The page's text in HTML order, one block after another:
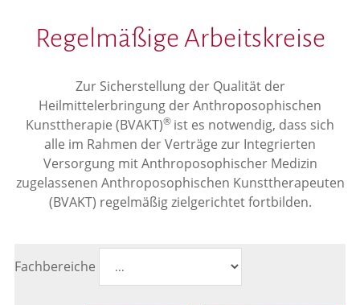
Regelmäßige Arbeitskreise
Zur Sicherstellung der Qualität der
Heilmittelerbringung der Anthroposophischen
Kunsttherapie (BVAKT)® ist es notwendig, dass sich
alle im Rahmen der Verträge zur Integrierten
Versorgung mit Anthroposophischer Medizin
zugelassenen Anthroposophischen Kunsttherapeuten
(BVAKT) regelmäßig zielgerichtet fortbilden.
Fachbereiche